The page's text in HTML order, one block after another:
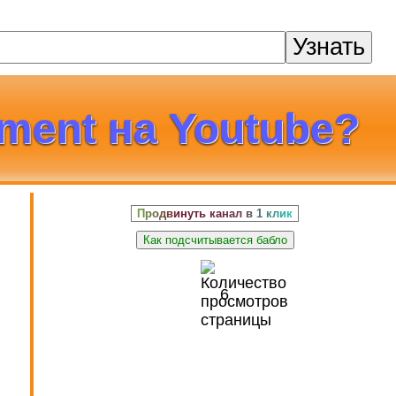
Узнать
на Youtube?
Продвинуть канал в 1 клик
Как подсчитывается бабло
6